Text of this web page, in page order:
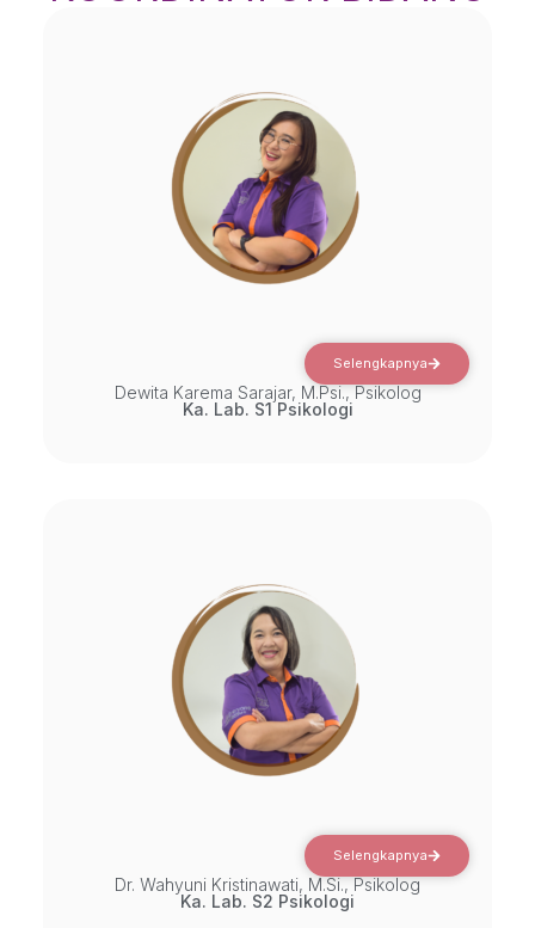
Selengkapnya
Dewita Karema Sarajar, M.Psi., Psikolog
Ka. Lab. S1 Psikologi
Selengkapnya
Dr. Wahyuni Kristinawati, M.Si., Psikolog
Ka. Lab. S2 Psikologi